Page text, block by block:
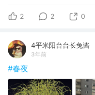
2 2 0
4平米阳台台长兔酱
3年前
#春夜